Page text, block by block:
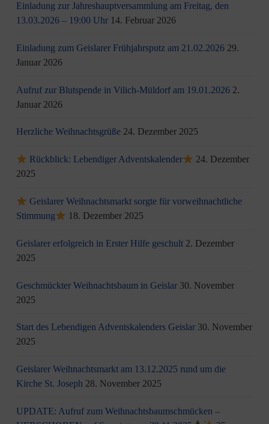
Einladung zur Jahreshauptversammlung am Freitag, den
13.03.2026 – 19:00 Uhr 14. Februar 2026
Einladung zum Geislarer Frühjahrsputz am 21.02.2026 29.
Januar 2026
Aufruf zur Blutspende in Vilich-Müldorf am 19.01.2026 2.
Januar 2026
Herzliche Weihnachtsgrüße 24. Dezember 2025
Rückblick: Lebendiger Adventskalender
24. Dezember
2025
Geislarer Weihnachtsmarkt sorgte für vorweihnachtliche
Stimmung
18. Dezember 2025
Geislarer erfolgreich in Erster Hilfe geschult 2. Dezember
2025
Geschmückter Weihnachtsbaum in Geislar 30. November
2025
Start des Lebendigen Adventskalenders Geislar 30. November
2025
Geislarer Weihnachtsmarkt am 13.12.2025 rund um die
Kirche St. Joseph 28. November 2025
UPDATE: Aufruf zum Weihnachtsbaumschmücken –